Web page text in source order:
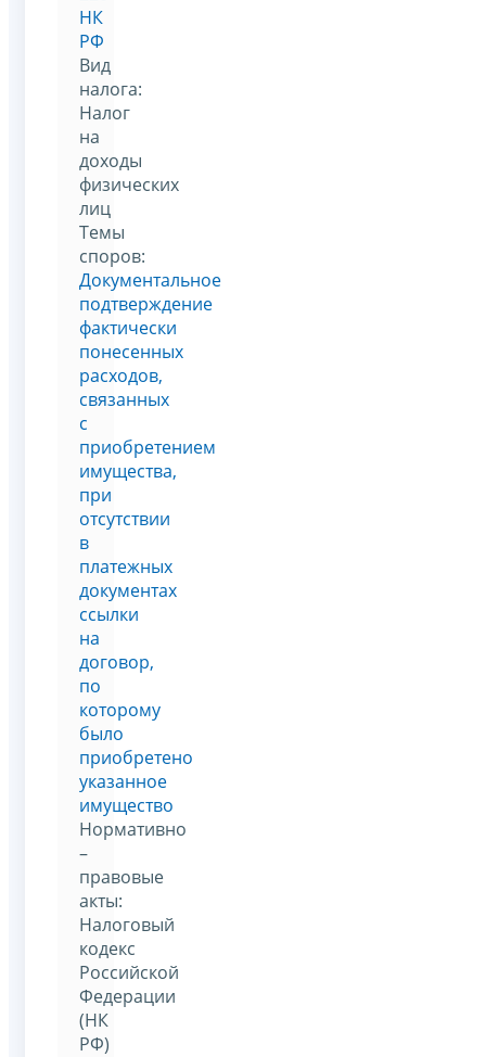
НК
РФ
Вид
налога:
Налог
на
доходы
физических
лиц
Темы
споров:
Документальное
подтверждение
фактически
понесенных
расходов,
связанных
с
приобретением
имущества,
при
отсутствии
в
платежных
документах
ссылки
на
договор,
по
которому
было
приобретено
указанное
имущество
Нормативно
–
правовые
акты:
Налоговый
кодекс
Российской
Федерации
(НК
РФ)